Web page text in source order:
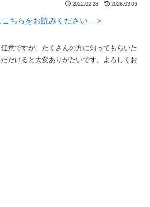
2022.02.28 2026.03.09
こちらをお読みください ＞
意ですが、たくさんの方に知ってもらいた
だけると大変ありがたいです。よろしくお